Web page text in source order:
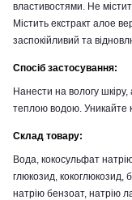
властивостями. Не
Містить екстракт алое
заспокійливий та
Спосіб застосування:
Нанести на вологу
теплою водою. Уникайте
Склад товару:
Вода, кокосульфат
глюкозид, кокоглюкозид,
натрію бензоат, натрію